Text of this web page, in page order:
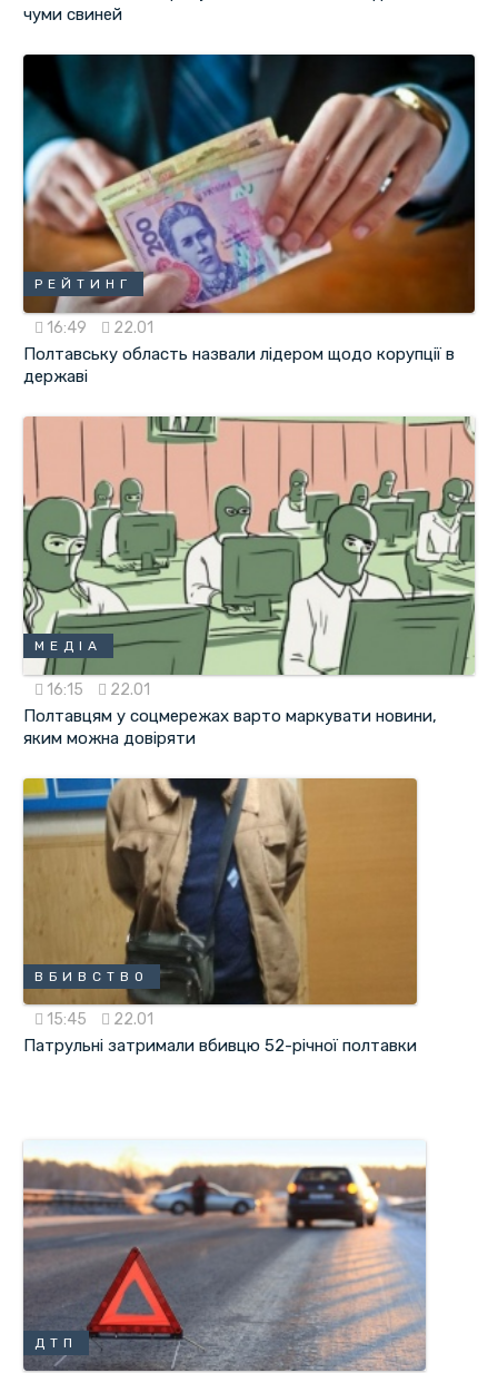
чуми свиней
РЕЙТИНГ
16:49 22.01
Полтавську область назвали лідером щодо корупції в
державі
МЕДІА
16:15 22.01
Полтавцям у соцмережах варто маркувати новини,
яким можна довіряти
ВБИВСТВО
15:45 22.01
Патрульні затримали вбивцю 52-річної полтавки
ДТП